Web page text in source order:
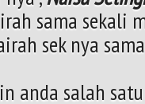
sama sekali
sek nya
anda salah